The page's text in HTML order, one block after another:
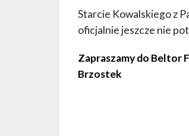
Starcie Kowalskiego z
oficjalnie jeszcze nie
Zapraszamy do Beltor
Brzostek